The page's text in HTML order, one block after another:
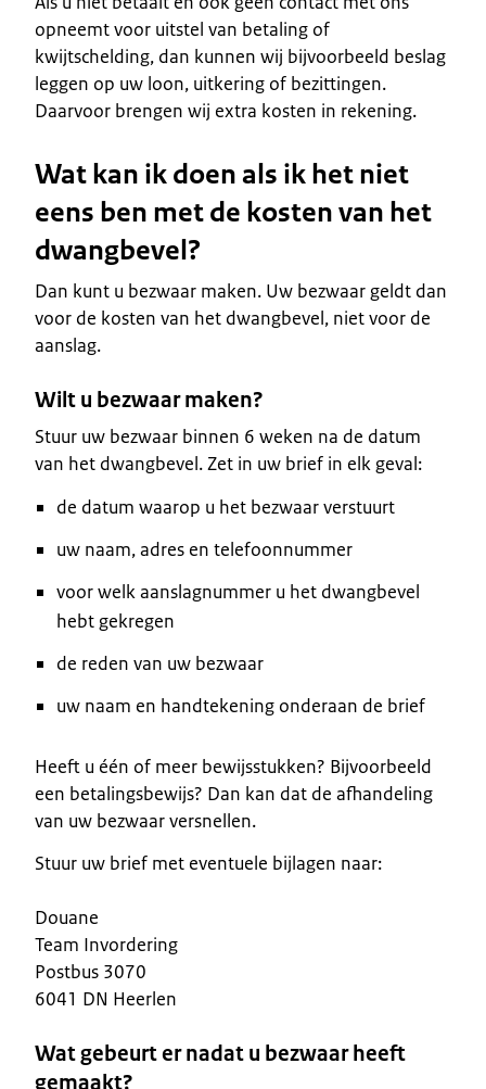
opneemt voor uitstel van betaling of
kwijtschelding, dan kunnen wij bijvoorbeeld beslag
leggen op uw loon, uitkering of bezittingen.
Daarvoor brengen wij extra kosten in rekening.
Wat kan ik doen als ik het niet
eens ben met de kosten van het
dwangbevel?
Dan kunt u bezwaar maken. Uw bezwaar geldt dan
voor de kosten van het dwangbevel, niet voor de
aanslag.
Wilt u bezwaar maken?
Stuur uw bezwaar binnen 6 weken na de datum
van het dwangbevel. Zet in uw brief in elk geval:
de datum waarop u het bezwaar verstuurt
uw naam, adres en telefoonnummer
voor welk aanslagnummer u het dwangbevel
hebt gekregen
de reden van uw bezwaar
uw naam en handtekening onderaan de brief
Heeft u één of meer bewijsstukken? Bijvoorbeeld
een betalingsbewijs? Dan kan dat de afhandeling
van uw bezwaar versnellen.
Stuur uw brief met eventuele bijlagen naar:
Douane
Team Invordering
Postbus 3070
6041 DN Heerlen
Wat gebeurt er nadat u bezwaar heeft
gemaakt?